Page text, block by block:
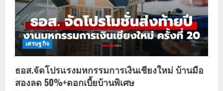
เศรษฐกิจ
ธอส.จัดโปรแรงมหกรรมการเงินเชียงใหม่ บ้านมือ
สองลด 50%+ดอกเบี้ยบ้านพิเศษ